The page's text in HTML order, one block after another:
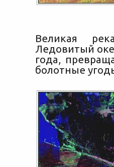
Великая
Ледовитый
года,
болотные